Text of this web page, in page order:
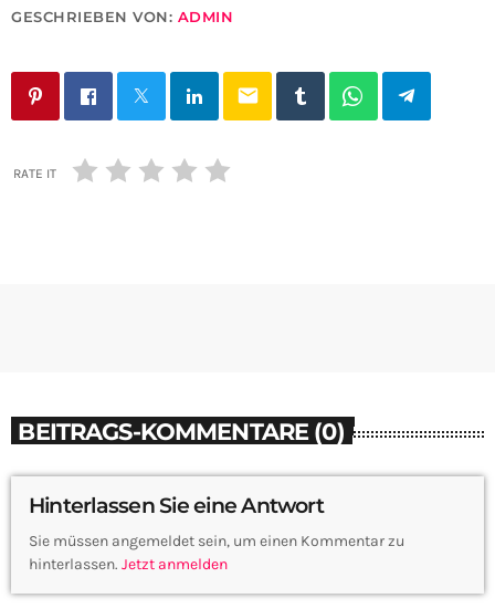
GESCHRIEBEN VON: ADMIN
email
RATE IT
BEITRAGS-KOMMENTARE (0)
Hinterlassen Sie eine Antwort
Sie müssen angemeldet sein, um einen Kommentar zu
hinterlassen. Jetzt anmelden